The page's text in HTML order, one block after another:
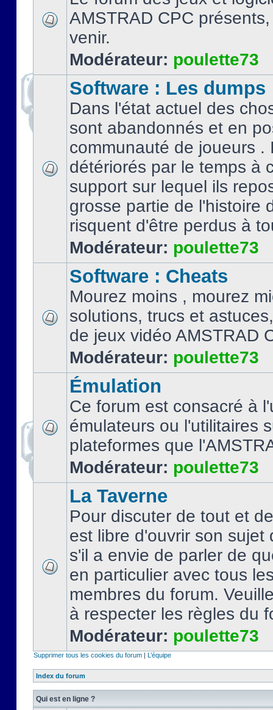
AMSTRAD CPC
venir.
Modérateur: poulette73
Software : Les dumps
Dans l'état actuel des
sont abandonnés et en
communauté de joueurs .
détériorés par le temps à
support sur lequel ils
grosse partie de l'histoire
risquent d'être perdus à
Modérateur: poulette73
Software : Cheats
Mourez moins , mourez
solutions, trucs et
de jeux vidéo AMSTRAD
Modérateur: poulette73
Émulation
Ce forum est consacré à
émulateurs ou l'utilitaires
plateformes que
Modérateur: poulette73
La Taverne
Pour discuter de tout et
est libre d'ouvrir son sujet
s'il a envie de parler de
en particulier avec tous
membres du forum.
à respecter les règles du
Modérateur: poulette73
Supprimer tous les cookies du forum | L’équipe
Index du forum
Qui est en ligne ?